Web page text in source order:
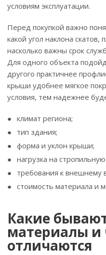
условиям эксплуатации.
Перед покупкой важно
какой угол наклона скатов,
насколько важны срок
Для одного объекта
другого практичнее
крыши удобнее мягкое
условия, тем надежнее
климат региона;
тип здания;
форма и уклон крыши;
нагрузка на
требования к внешнему
стоимость материала и
Какие
материалы и
отличаются